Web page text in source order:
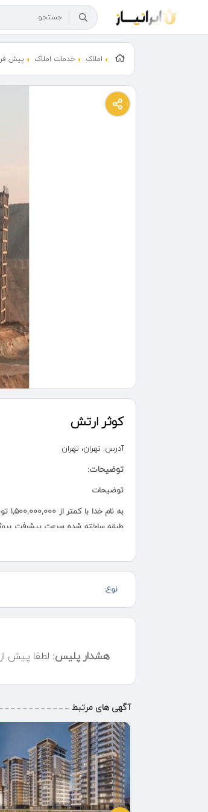
املاک خدمات املاک پیش
کوثر ارتش
آدرس: تهران، تهران
توضیحات:
توضیحات
جهت کسب اطلاعات بیشتر تماس
نوع:
هشدار پلیس: لطفا پیش
آگهی های مرتبط